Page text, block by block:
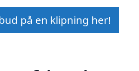
på en klipning her!